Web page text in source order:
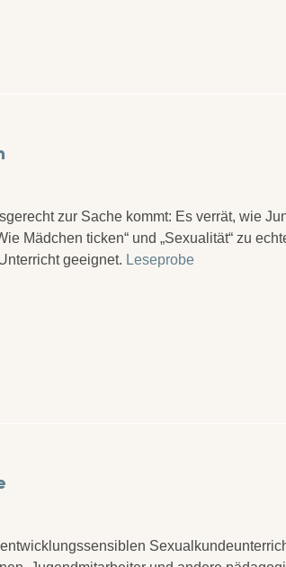
zur Sache kommt: Es verrät, wie
Mädchen ticken“ und „Sexualität“ zu
geeignet. Leseprobe